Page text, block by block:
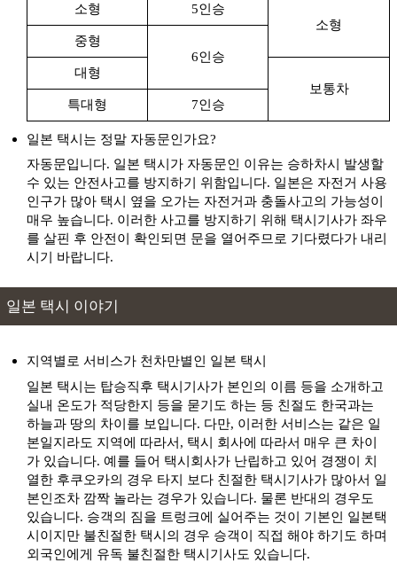
도착
조에츠 국제스키장
죠에츠 코쿠사이 스키장
출발
도착 카구라 스키장
도착
카스가 산성
카스가야마죠
출발 도착
칸다츠 고원 스키장
출발 도착
키요츠 협곡 터널
키요츠쿄 톤네루
출발 도착
폿사마그나 박물관
폿사마그나 뮤지엄
출발 도착
출발
도착
홋포 문학박물관
출발
도착 효코(백조의 호수)
소형
5인승
소형
중형
6인승
대형
보통차
특대형
7인승
일본 택시는 정말 자동문인가요?
자동문입니다. 일본 택시가 자동문인 이유는 승하차시 발생할
수 있는 안전사고를 방지하기 위함입니다. 일본은 자전거 사용
인구가 많아 택시 옆을 오가는 자전거과 충돌사고의 가능성이
매우 높습니다. 이러한 사고를 방지하기 위해 택시기사가 좌우
를 살핀 후 안전이 확인되면 문을 열어주므로 기다렸다가 내리
시기 바랍니다.
일본 택시 이야기
지역별로 서비스가 천차만별인 일본 택시
일본 택시는 탑승직후 택시기사가 본인의 이름 등을 소개하고
실내 온도가 적당한지 등을 묻기도 하는 등 친절도 한국과는
하늘과 땅의 차이를 보입니다. 다만, 이러한 서비스는 같은 일
본일지라도 지역에 따라서, 택시 회사에 따라서 매우 큰 차이
가 있습니다. 예를 들어 택시회사가 난립하고 있어 경쟁이 치
열한 후쿠오카의 경우 타지 보다 친절한 택시기사가 많아서 일
본인조차 깜짝 놀라는 경우가 있습니다. 물론 반대의 경우도
있습니다. 승객의 짐을 트렁크에 실어주는 것이 기본인 일본택
시이지만 불친절한 택시의 경우 승객이 직접 해야 하기도 하며
외국인에게 유독 불친절한 택시기사도 있습니다.